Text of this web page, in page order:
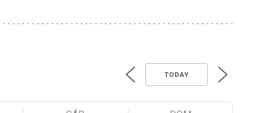
TODAY